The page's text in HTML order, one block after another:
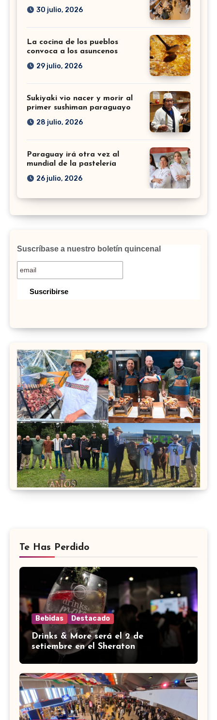
30 julio, 2026
La cocina de los pueblos
convoca a los asuncenos
29 julio, 2026
Sukiyaki vio nacer y morir al
primer sushiman paraguayo
28 julio, 2026
Paraguay irá otra vez al
mundial de la pastelería
26 julio, 2026
Suscríbase a nuestro boletín quincenal
Te Has Perdido
Bebidas Destacado
Drinks & More será el 2 de
setiembre en el Sheraton